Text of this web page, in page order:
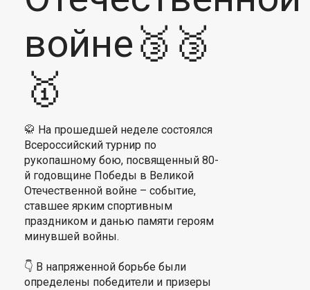
войне🥉🥉
🥇
🥋 На прошедшей неделе состоялся
Всероссийский турнир по
рукопашному бою, посвященный 80-
й годовщине Победы в Великой
Отечественной войне – событие,
ставшее ярким спортивным
праздником и данью памяти героям
минувшей войны.
👇 В напряженной борьбе были
определены победители и призеры